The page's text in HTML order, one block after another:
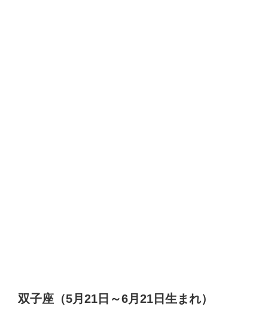
双子座（5月21日～6月21日生まれ）